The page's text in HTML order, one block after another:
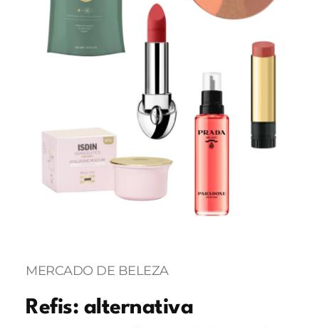
MERCADO DE BELEZA
Refis: alternativa